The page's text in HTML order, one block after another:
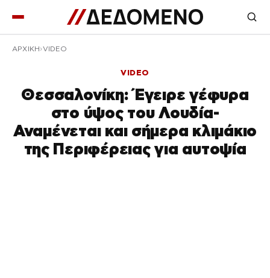
ΑΡΧΙΚΉ VIDEO
VIDEO
Θεσσαλονίκη: Έγειρε γέφυρα
στο ύψος του Λουδία-
Αναμένεται και σήμερα κλιμάκιο
της Περιφέρειας για αυτοψία